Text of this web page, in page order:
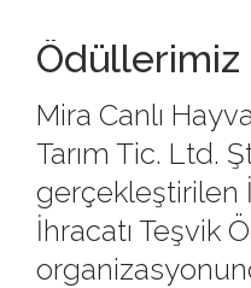
Ödüllerimiz
Mira Canlı
Tarım Tic. Ltd.
gerçekleştirilen
İhracatı Teşvik